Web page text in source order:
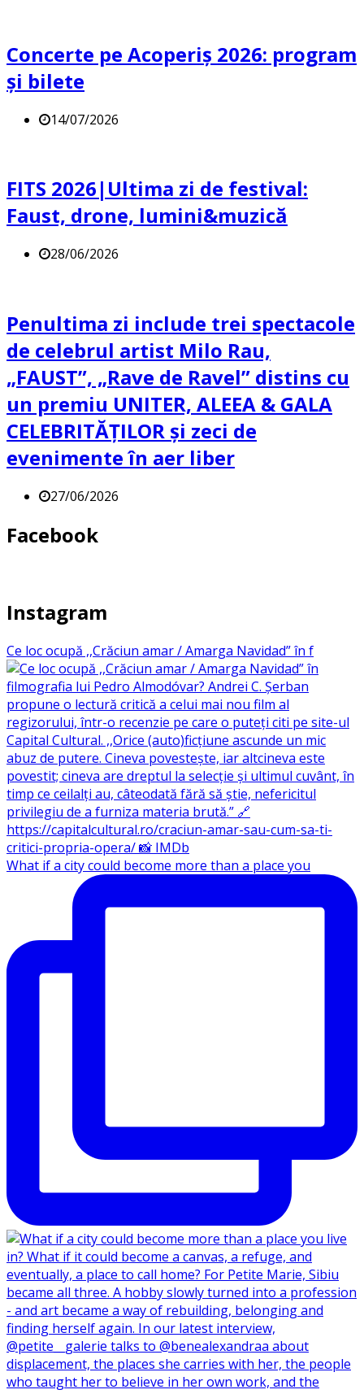
Concerte pe Acoperiș 2026: program
și bilete
14/07/2026
FITS 2026|Ultima zi de festival:
Faust, drone, lumini&muzică
28/06/2026
Penultima zi include trei spectacole
de celebrul artist Milo Rau,
„FAUST”, „Rave de Ravel” distins cu
un premiu UNITER, ALEEA & GALA
CELEBRITĂȚILOR și zeci de
evenimente în aer liber
27/06/2026
Facebook
Instagram
Ce loc ocupă ,,Crăciun amar / Amarga Navidad” în f
What if a city could become more than a place you